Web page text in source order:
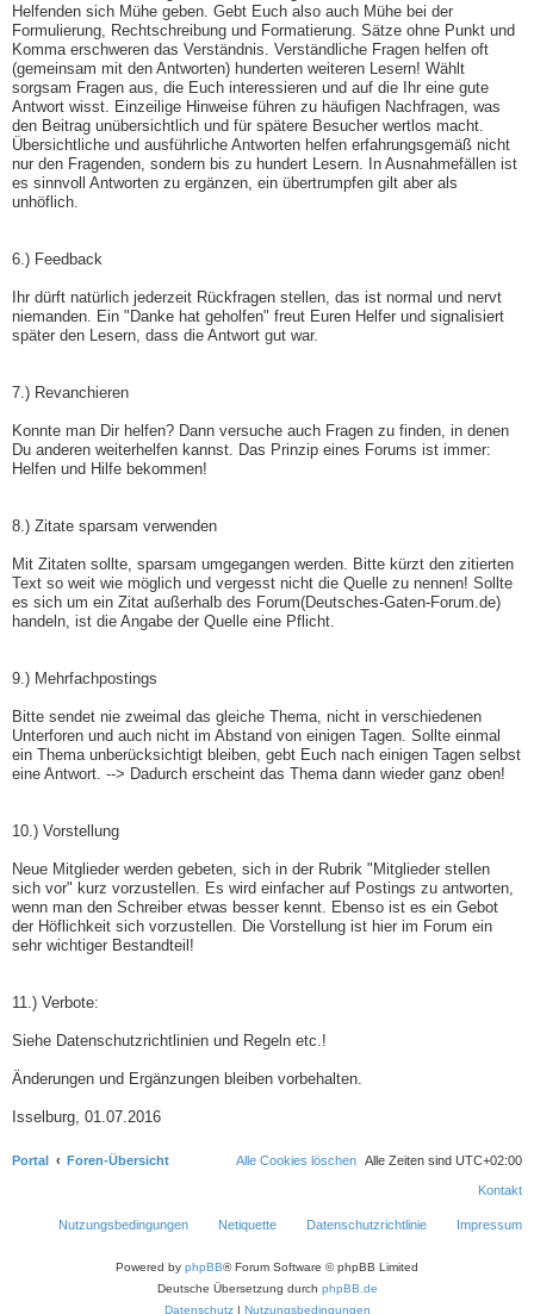
Helfenden sich Mühe geben. Gebt Euch also auch Mühe bei der
Formulierung, Rechtschreibung und Formatierung. Sätze ohne Punkt und
Komma erschweren das Verständnis. Verständliche Fragen helfen oft
(gemeinsam mit den Antworten) hunderten weiteren Lesern! Wählt
sorgsam Fragen aus, die Euch interessieren und auf die Ihr eine gute
Antwort wisst. Einzeilige Hinweise führen zu häufigen Nachfragen, was
den Beitrag unübersichtlich und für spätere Besucher wertlos macht.
Übersichtliche und ausführliche Antworten helfen erfahrungsgemäß nicht
nur den Fragenden, sondern bis zu hundert Lesern. In Ausnahmefällen ist
es sinnvoll Antworten zu ergänzen, ein übertrumpfen gilt aber als
unhöflich.
6.) Feedback
Ihr dürft natürlich jederzeit Rückfragen stellen, das ist normal und nervt
niemanden. Ein "Danke hat geholfen" freut Euren Helfer und signalisiert
später den Lesern, dass die Antwort gut war.
7.) Revanchieren
Konnte man Dir helfen? Dann versuche auch Fragen zu finden, in denen
Du anderen weiterhelfen kannst. Das Prinzip eines Forums ist immer:
Helfen und Hilfe bekommen!
8.) Zitate sparsam verwenden
Mit Zitaten sollte, sparsam umgegangen werden. Bitte kürzt den zitierten
Text so weit wie möglich und vergesst nicht die Quelle zu nennen! Sollte
es sich um ein Zitat außerhalb des Forum(Deutsches-Gaten-Forum.de)
handeln, ist die Angabe der Quelle eine Pflicht.
9.) Mehrfachpostings
Bitte sendet nie zweimal das gleiche Thema, nicht in verschiedenen
Unterforen und auch nicht im Abstand von einigen Tagen. Sollte einmal
ein Thema unberücksichtigt bleiben, gebt Euch nach einigen Tagen selbst
eine Antwort. --> Dadurch erscheint das Thema dann wieder ganz oben!
10.) Vorstellung
Neue Mitglieder werden gebeten, sich in der Rubrik "Mitglieder stellen
sich vor" kurz vorzustellen. Es wird einfacher auf Postings zu antworten,
wenn man den Schreiber etwas besser kennt. Ebenso ist es ein Gebot
der Höflichkeit sich vorzustellen. Die Vorstellung ist hier im Forum ein
sehr wichtiger Bestandteil!
11.) Verbote:
Siehe Datenschutzrichtlinien und Regeln etc.!
Änderungen und Ergänzungen bleiben vorbehalten.
Isselburg, 01.07.2016
Portal Foren-Übersicht Alle Zeiten sind UTC+02:00
Alle Cookies löschen
Kontakt
Impressum
Datenschutzrichtlinie
Netiquette
Nutzungsbedingungen
Powered by phpBB® Forum Software © phpBB Limited
Deutsche Übersetzung durch phpBB.de
Datenschutz | Nutzungsbedingungen